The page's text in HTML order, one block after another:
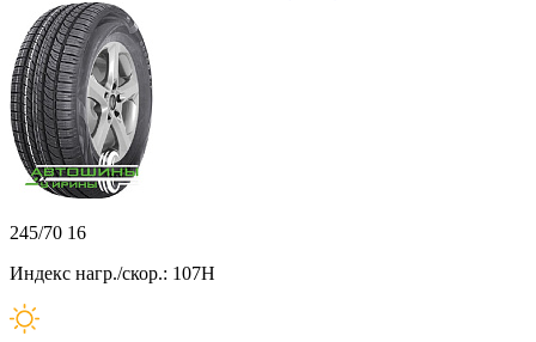
245/70 16
Индекс нагр./скор.: 107H